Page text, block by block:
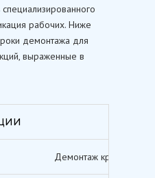
специализированного
рабочих. Ниже
демонтажа для
выраженные в
Демонтаж кровельных